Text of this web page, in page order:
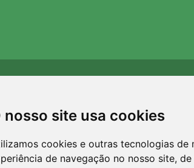
nosso site usa cookies
cookies e outras tecnologias de
de navegação no nosso site,
em qualquer
Para cada
Sobre nós